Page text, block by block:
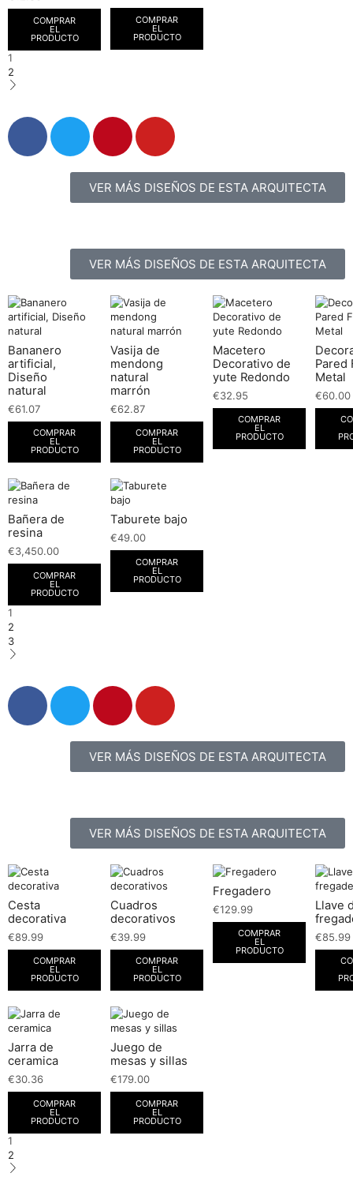
COMPRAR
EL
PRODUCTO
COMPRAR
EL
PRODUCTO
1
2
VER MÁS DISEÑOS DE ESTA ARQUITECTA
VER MÁS DISEÑOS DE ESTA ARQUITECTA
Bananero
artificial,
Diseño
natural
€61.07
COMPRAR
EL
PRODUCTO
Vasija de
mendong
natural
marrón
€62.87
COMPRAR
EL
PRODUCTO
Macetero
Decorativo de
yute Redondo
€32.95
COMPRAR
EL
PRODUCTO
Pared
Metal
€60.00
Bañera de
resina
€3,450.00
COMPRAR
EL
PRODUCTO
Taburete bajo
€49.00
COMPRAR
EL
PRODUCTO
1
2
3
VER MÁS DISEÑOS DE ESTA ARQUITECTA
VER MÁS DISEÑOS DE ESTA ARQUITECTA
Cesta
decorativa
€89.99
COMPRAR
EL
PRODUCTO
Cuadros
decorativos
€39.99
COMPRAR
EL
PRODUCTO
Fregadero
€129.99
COMPRAR
EL
PRODUCTO
Llave
€85.99
Jarra de
ceramica
€30.36
COMPRAR
EL
PRODUCTO
Juego de
mesas y sillas
€179.00
COMPRAR
EL
PRODUCTO
1
2